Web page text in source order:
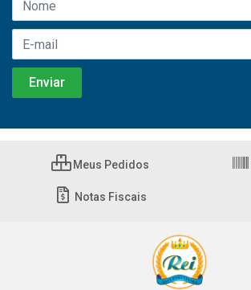
Meus Pedidos
Notas Fiscais